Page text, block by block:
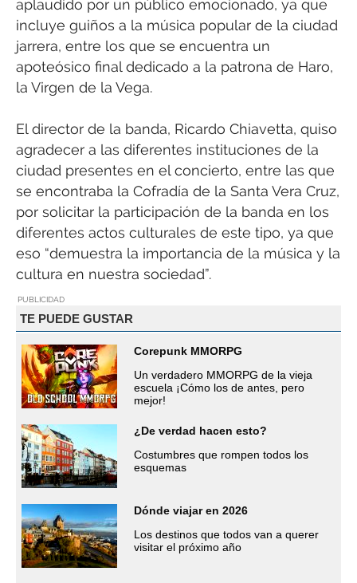
aplaudido por un público emocionado, ya que
incluye guiños a la música popular de la ciudad
jarrera, entre los que se encuentra un
apoteósico final dedicado a la patrona de Haro,
la Virgen de la Vega.
El director de la banda, Ricardo Chiavetta, quiso
agradecer a las diferentes instituciones de la
ciudad presentes en el concierto, entre las que
se encontraba la Cofradía de la Santa Vera Cruz,
por solicitar la participación de la banda en los
diferentes actos culturales de este tipo, ya que
eso “demuestra la importancia de la música y la
cultura en nuestra sociedad”.
PUBLICIDAD
TE PUEDE GUSTAR
Corepunk MMORPG
Un verdadero MMORPG de la vieja
escuela ¡Cómo los de antes, pero
mejor!
¿De verdad hacen esto?
Costumbres que rompen todos los
esquemas
Dónde viajar en 2026
Los destinos que todos van a querer
visitar el próximo año